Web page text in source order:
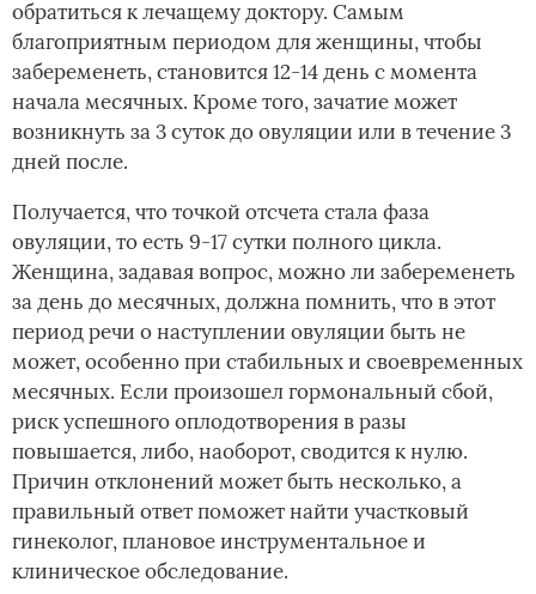
обратиться к лечащему доктору. Самым
благоприятным периодом для женщины, чтобы
забеременеть, становится 12-14 день с момента
начала месячных. Кроме того, зачатие может
возникнуть за 3 суток до овуляции или в течение 3
дней после.
Получается, что точкой отсчета стала фаза
овуляции, то есть 9-17 сутки полного цикла.
Женщина, задавая вопрос, можно ли забеременеть
за день до месячных, должна помнить, что в этот
период речи о наступлении овуляции быть не
может, особенно при стабильных и своевременных
месячных. Если произошел гормональный сбой,
риск успешного оплодотворения в разы
повышается, либо, наоборот, сводится к нулю.
Причин отклонений может быть несколько, а
правильный ответ поможет найти участковый
гинеколог, плановое инструментальное и
клиническое обследование.